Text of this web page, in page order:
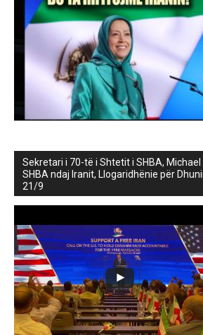
Sekretari i 70-të i Shtetit i SHBA,
SHBA ndaj Iranit, Llogaridhënie për
21/9